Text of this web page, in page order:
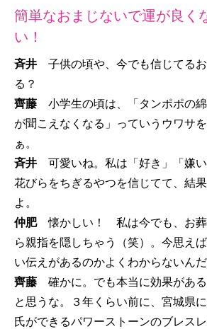
簡単なおまじないで運が良く
い！
斉井 子供の頃や、今でも信じてる
る？
齊藤 小学生の頃は、「タンポポの
が聞こえなくなる」っていうウワサ
ぁ。
斉井 可愛いね。私は「好き」「嫌
花びらをちぎるやつを信じてて、結
よ。
仲肥懐かしい！ 私は今でも、お
ら親指を隠しちゃう（笑）。今思え
い伝えがあるのかよくわからないんだ
齊藤 確かに。でも本当に効果があ
と思うな。３年くらい前に、宮城県
氏ができるパワーストーンのブレス